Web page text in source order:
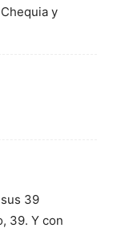
y
39
39. Y con